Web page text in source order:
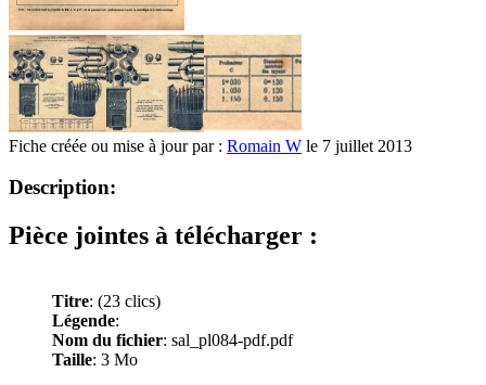
Fiche créée ou mise à jour par : Romain W le 7 juillet 2013
Description:
Pièce jointes à télécharger :
Titre: (23 clics)
Légende:
Nom du fichier: sal_pl084-pdf.pdf
Taille: 3 Mo